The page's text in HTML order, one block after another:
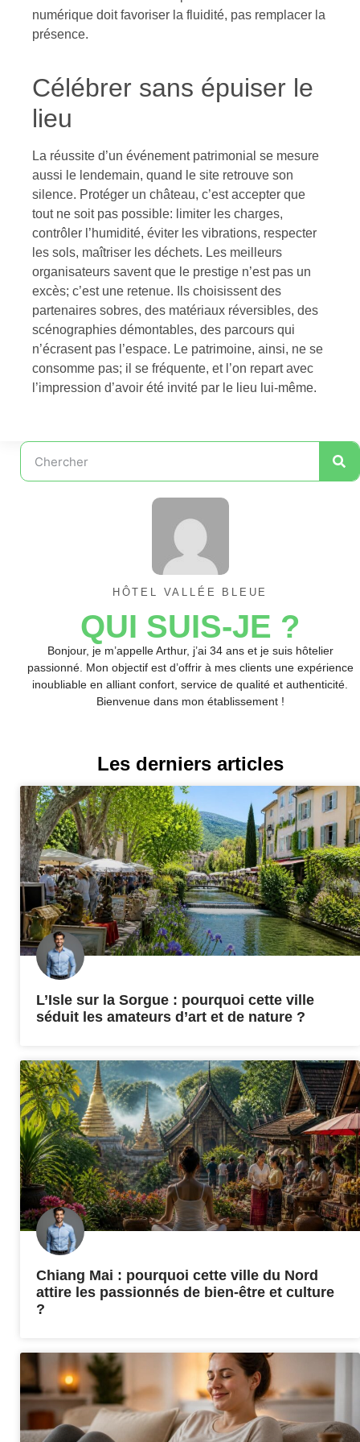
numérique doit favoriser la fluidité, pas remplacer la
présence.
Célébrer sans épuiser le
lieu
La réussite d’un événement patrimonial se mesure
aussi le lendemain, quand le site retrouve son
silence. Protéger un château, c’est accepter que
tout ne soit pas possible: limiter les charges,
contrôler l’humidité, éviter les vibrations, respecter
les sols, maîtriser les déchets. Les meilleurs
organisateurs savent que le prestige n’est pas un
excès; c’est une retenue. Ils choisissent des
partenaires sobres, des matériaux réversibles, des
scénographies démontables, des parcours qui
n’écrasent pas l’espace. Le patrimoine, ainsi, ne se
consomme pas; il se fréquente, et l’on repart avec
l’impression d’avoir été invité par le lieu lui-même.
HÔTEL VALLÉE BLEUE
QUI SUIS-JE ?
Bonjour, je m’appelle Arthur, j’ai 34 ans et je suis hôtelier
passionné. Mon objectif est d’offrir à mes clients une expérience
inoubliable en alliant confort, service de qualité et authenticité.
Bienvenue dans mon établissement !
Les derniers articles
L’Isle sur la Sorgue : pourquoi cette ville
séduit les amateurs d’art et de nature ?
Chiang Mai : pourquoi cette ville du Nord
attire les passionnés de bien-être et culture
?